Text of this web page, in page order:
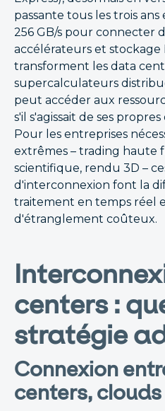
passante tous les trois
256 GB/s pour connecter
accélérateurs et stockage
transforment les data
supercalculateurs
peut accéder aux
s'il s'agissait de ses
Pour les entreprises
extrêmes – trading haute
scientifique, rendu 3D –
d'interconnexion font la
traitement en temps réel
d'étranglement coûteux.
centers :
stratégie
Connexion
centers,